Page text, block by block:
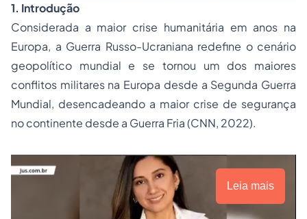
1. Introdução
Considerada a maior crise humanitária em anos na
Europa, a Guerra Russo-Ucraniana redefine o cenário
geopolítico mundial e se tornou um dos maiores
conflitos militares na Europa desde a Segunda Guerra
Mundial, desencadeando a maior crise de segurança
no continente desde a Guerra Fria (CNN, 2022).
Leia mais